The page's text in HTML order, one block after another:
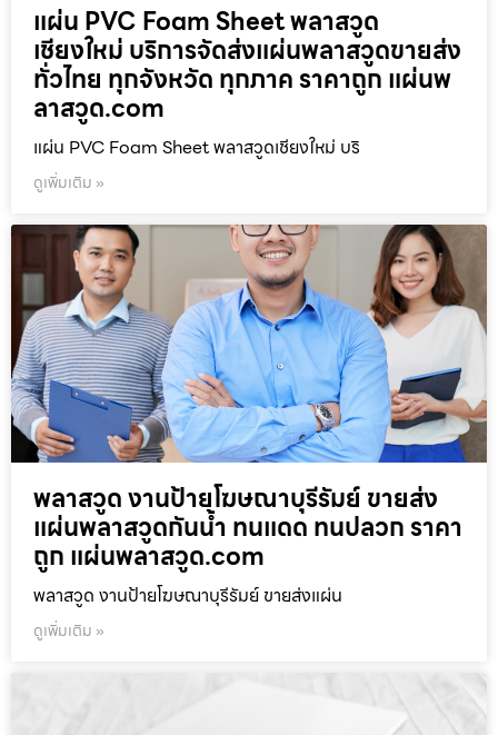
แผ่น PVC Foam Sheet พลาสวูด
เชียงใหม่ บริการจัดส่งแผ่นพลาสวูดขายส่ง
ทั่วไทย ทุกจังหวัด ทุกภาค ราคาถูก แผ่นพ
ลาสวูด.com
แผ่น PVC Foam Sheet พลาสวูดเชียงใหม่ บริ
ดูเพิ่มเติม »
พลาสวูด งานป้ายโฆษณาบุรีรัมย์ ขายส่ง
แผ่นพลาสวูดกันน้ำ ทนแดด ทนปลวก ราคา
ถูก แผ่นพลาสวูด.com
พลาสวูด งานป้ายโฆษณาบุรีรัมย์ ขายส่งแผ่น
ดูเพิ่มเติม »